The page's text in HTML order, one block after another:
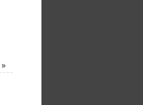
»